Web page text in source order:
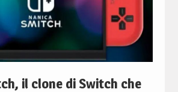
il clone di Switch che